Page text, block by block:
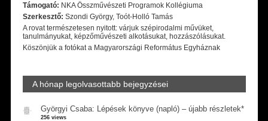
Támogató: NKA Összművészeti Programok Kollégiuma
Szerkesztő: Szondi György, Toót-Holló Tamás
A rovat természetesen nyitott: várjuk szépirodalmi művüket,
tanulmányukat, képzőművészeti alkotásukat, hozzászólásukat.
Köszönjük a fotókat a Magyarországi Református Egyháznak
A hónap legolvasottabb bejegyzései
Györgyi Csaba: Lépések könyve (napló) – újabb részletek*
256 views